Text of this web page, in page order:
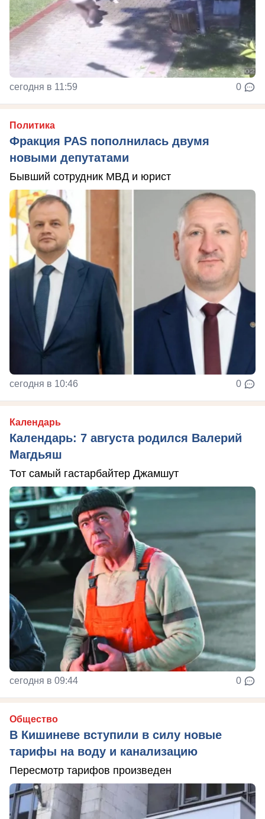
сегодня в 11:59 0
Политика
Фракция PAS пополнилась двумя
новыми депутатами
Бывший сотрудник МВД и юрист
сегодня в 10:46 0
Календарь
Календарь: 7 августа родился Валерий
Магдьяш
Тот самый гастарбайтер Джамшут
сегодня в 09:44 0
Общество
В Кишиневе вступили в силу новые
тарифы на воду и канализацию
Пересмотр тарифов произведен